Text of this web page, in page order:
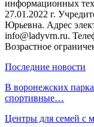
информационных
27.01.2022 г.
Юрьевна. Адрес
info@ladyvrn.ru.
Возрастное
Последние новости
В воронежских
спортивные…
Центры для семей с